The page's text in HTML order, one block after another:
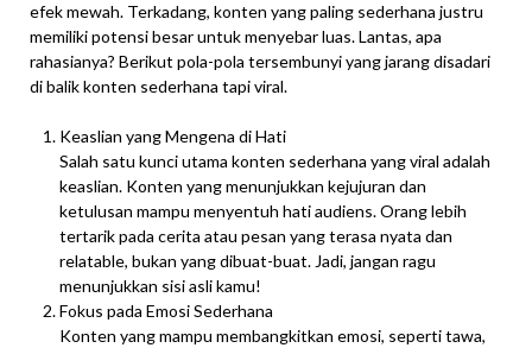
efek mewah. Terkadang, konten yang paling sederhana justru
memiliki potensi besar untuk menyebar luas. Lantas, apa
rahasianya? Berikut pola-pola tersembunyi yang jarang disadari
di balik konten sederhana tapi viral.
Keaslian yang Mengena di Hati
Salah satu kunci utama konten sederhana yang viral adalah
keaslian. Konten yang menunjukkan kejujuran dan
ketulusan mampu menyentuh hati audiens. Orang lebih
tertarik pada cerita atau pesan yang terasa nyata dan
relatable, bukan yang dibuat-buat. Jadi, jangan ragu
menunjukkan sisi asli kamu!
Fokus pada Emosi Sederhana
Konten yang mampu membangkitkan emosi, seperti tawa,